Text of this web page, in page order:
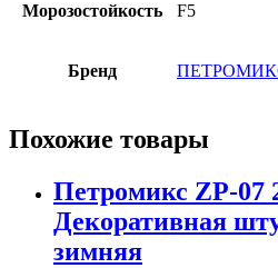
Морозостойкость F5
Бренд
Похожие товары
Петромикс ZP-07
Декоративная
зимняя